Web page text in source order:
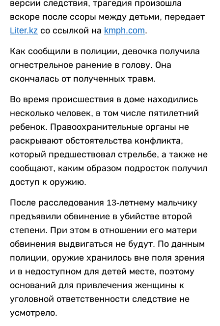
версии следствия, трагедия произошла
вскоре после ссоры между детьми, передает
Liter.kz со ссылкой на kmph.com.
Как сообщили в полиции, девочка получила
огнестрельное ранение в голову. Она
скончалась от полученных травм.
Во время происшествия в доме находились
несколько человек, в том числе пятилетний
ребенок. Правоохранительные органы не
раскрывают обстоятельства конфликта,
который предшествовал стрельбе, а также не
сообщают, каким образом подросток получил
доступ к оружию.
После расследования 13-летнему мальчику
предъявили обвинение в убийстве второй
степени. При этом в отношении его матери
обвинения выдвигаться не будут. По данным
полиции, оружие хранилось вне поля зрения
и в недоступном для детей месте, поэтому
оснований для привлечения женщины к
уголовной ответственности следствие не
усмотрело.